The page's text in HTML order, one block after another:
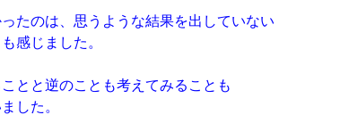
たのは、思うような結果を出していない
感じました。
とと逆のことも考えてみることも
した。